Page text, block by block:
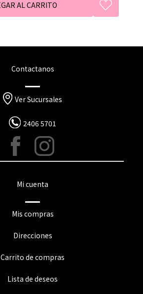
Contactanos
Ver Sucursales
2406 5701
Mi cuenta
Mis compras
Direcciones
Carrito de compras
Lista de deseos